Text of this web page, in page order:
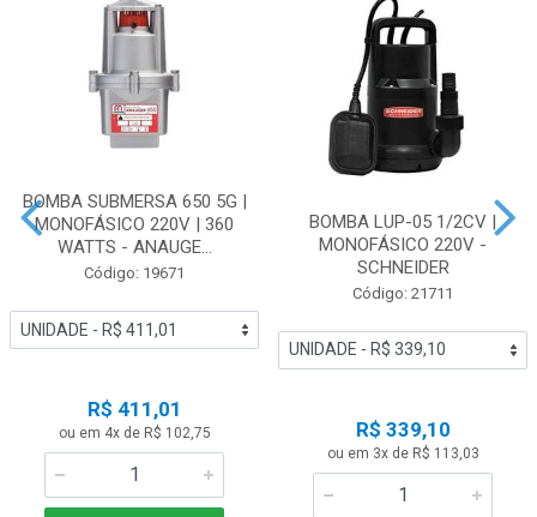
BOMBA SUBMERSA 650 5G |
MONOFÁSICO 220V | 360
WATTS - ANAUGE...
Código: 19671
R$ 411,01
ou em 4x de R$ 102,75
BOMBA LUP-05 1/2CV |
MONOFÁSICO 220V -
SCHNEIDER
Código: 21711
R$ 339,10
ou em 3x de R$ 113,03